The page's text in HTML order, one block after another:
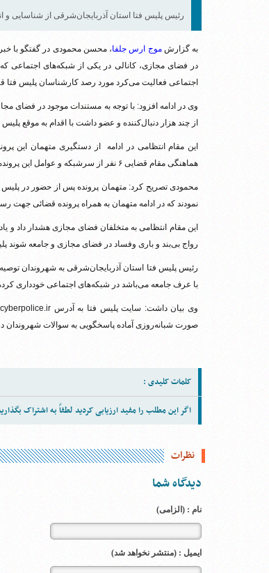
رئیس پلیس فتا استان آذربایجان‌شرقی از شناسایی و
به گزارشموج ارس جلفا، محسن محمودی در گفتگو با
در فضای مجازی، کانالی در یکی از شبکه‌های اجتماعی
اجتماعی فعالیت می‌کرد مورد رصد کارشناسان پلیس فتا
وی در ادامه افزود: با توجه به مستندات موجود در فضای
از چند هزار دنبال‌کننده و عضو داشت با اقدام به موقع
این مقام انتظامی ‌در ادامه از دستگیری متهمان این
هماهنگی مقام قضایی ۶ نفر از سرشبکه‌ و عوامل این پرونده در چند مرحله و با عملیات‌های متعدد دستگیر و به مقر پلیس منتقل شدند.
محمودی تصریح کرد: متهمان پرونده پس از حضور در پلیس
نمودند که در ادامه متهمان به همراه پرونده قضائی جهت
این مقام انتظامی به متخلفان فضای مجازی هشدار داد و
رواج بی‌بند و باری وفساد در فضای مجازی و جامعه شوند
رئیس پلیس فتا استان آذربایجان‌شرقی به شهروندان
با عرف جامعه می‌باشد در شبکه‌های اجتماعی خودداری
صورت شبانه‌روزی آماده پاسخگویی به سوالات
کلمات کلیدی :
اگر این مطلب را مفید ارزیابی کردید لطفاً به اشتراک
نظرات
دیدگاه شما
نام : (الزامی)
ایمیل : (منتشر نخواهد شد)